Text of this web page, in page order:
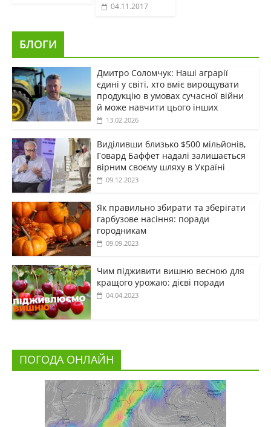
04.11.2017
БЛОГИ
Дмитро Соломчук: Наші аграрії
єдині у світі, хто вміє вирощувати
продукцію в умовах сучасної війни
й може навчити цього інших
13.02.2026
Виділивши близько $500 мільйонів,
Говард Баффет надалі залишається
вірним своєму шляху в Україні
09.12.2023
Як правильно збирати та зберігати
гарбузове насіння: поради
городникам
09.09.2023
Чим підживити вишню весною для
кращого урожаю: дієві поради
04.04.2023
ПОГОДА ОНЛАЙН